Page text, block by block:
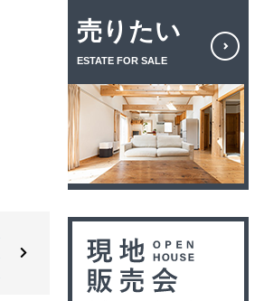
売りたい
ESTATE FOR SALE